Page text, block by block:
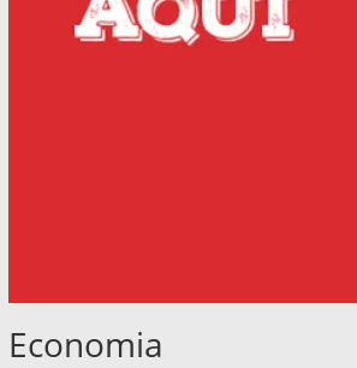
Economia